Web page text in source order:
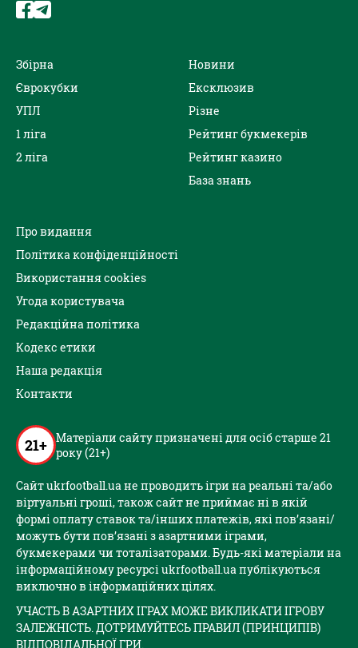
Збірна
Єврокубки
УПЛ
1 ліга
2 ліга
Новини
Ексклюзив
Різне
Рейтинг букмекерів
Рейтинг казино
База знань
Про видання
Політика конфіденційності
Використання cookies
Угода користувача
Редакційна політика
Кодекс етики
Наша редакція
Контакти
21+ Матеріали сайту призначені для осіб старше 21
року (21+)
Сайт ukrfootball.ua не проводить ігри на реальні та/або
віртуальні гроші, також сайт не приймає ні в якій
формі оплату ставок та/інших платежів, які пов’язані/
можуть бути пов’язані з азартними іграми,
букмекерами чи тоталізаторами. Будь-які матеріали на
інформаційному ресурсі ukrfootball.ua публікуються
виключно в інформаційних цілях.
УЧАСТЬ В АЗАРТНИХ ІГРАХ МОЖЕ ВИКЛИКАТИ ІГРОВУ
ЗАЛЕЖНІСТЬ. ДОТРИМУЙТЕСЬ ПРАВИЛ (ПРИНЦИПІВ)
ВІДПОВІДАЛЬНОЇ ГРИ.